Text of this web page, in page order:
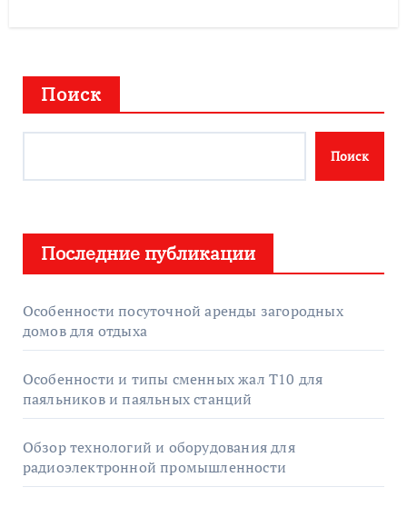
Поиск
Поиск
Последние публикации
Особенности посуточной аренды загородных
домов для отдыха
Особенности и типы сменных жал T10 для
паяльников и паяльных станций
Обзор технологий и оборудования для
радиоэлектронной промышленности